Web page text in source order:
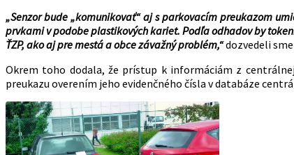
„Senzor bude „komunikovať“ aj s parkovacím preukazom
prvkami v podobe plastikových kariet. Podľa odhadov by
ŤZP, ako aj pre mestá a obce závažný problém,“dozvedeli sme
Okrem toho dodala, že prístup k informáciám z
preukazu overením jeho evidenčného čísla v databáze